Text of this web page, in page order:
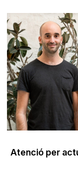
Atenció per